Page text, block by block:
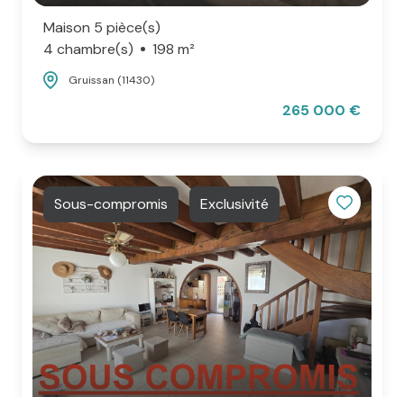
Maison 5 pièce(s)
4 chambre(s)
198 m²
Gruissan (11430)
265 000 €
Sous-compromis Exclusivité